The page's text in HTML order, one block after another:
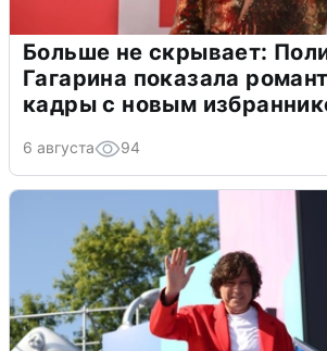
Больше не скрывает:
Гагарина показала
кадры с новым
6 августа 94